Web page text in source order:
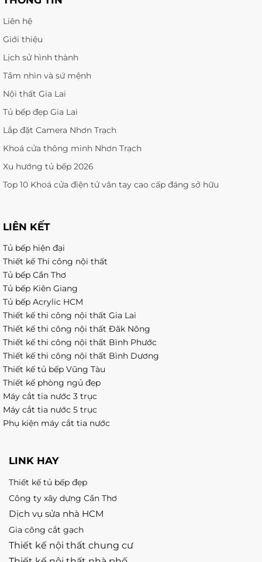
Liên hệ
Giới thiệu
Lịch sử hình thành
Tầm nhìn và sứ mệnh
Nội thất Gia Lai
Tủ bếp đẹp Gia Lai
Lắp đặt Camera Nhơn Trạch
Khoá cửa thông minh Nhơn Trạch
Xu hướng tủ bếp 2026
Top 10 Khoá cửa điện tử vân tay cao cấp đáng sở hữu
LIÊN KẾT
Tủ bếp hiện đại
Thiết kế Thi công nội thất
Tủ bếp Cần Thơ
Tủ bếp Kiên Giang
Tủ bếp Acrylic HCM
Thiết kế thi công nội thất Gia Lai
Thiết kế thi công nội thất Đăk Nông
Thiết kế thi công nội thất Bình Phước
Thiết kế thi công nội thất Bình Dương
Thiết kế tủ bếp Vũng Tàu
Thiết kế phòng ngủ đẹp
Máy cắt tia nước 3 trục
Máy cắt tia nước 5 trục
Phụ kiện máy cắt tia nước
LINK HAY
Thiết kế tủ bếp đẹp
Công ty xây dựng Cần Thơ
Dịch vụ sửa nhà HCM
Gia công cắt gạch
Thiết kế nội thất chung cư